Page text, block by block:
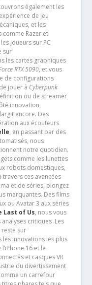
également les
de jeu
et les
Razer et
joueurs sur PC
sur
les cartes graphiques
RTX 5090, et vous
de configurations
jouer à Cyberpunk
ou de streamer
innovation,
encore. Des
aux écouteurs
, en passant par des
nous
notre quotidien.
comme les lunettes
robots domestiques,
ces avancées
et de séries, plongez
marquantes. Des films
ou Avatar 3 aux séries
Last of Us, nous vous
critiques .Les
sur
innovations les plus
16 et le
et casques VR
du divertissement
un carrefour